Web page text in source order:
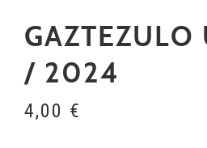
GAZTEZULO
/ 2024
4,00 €